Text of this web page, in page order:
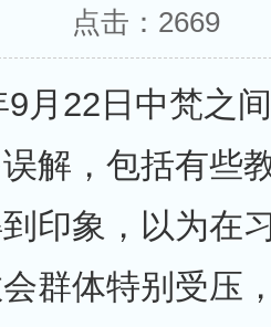
点击： 2669
9月22日中梵之
解，包括有些
印象，以为在
群体特别受压